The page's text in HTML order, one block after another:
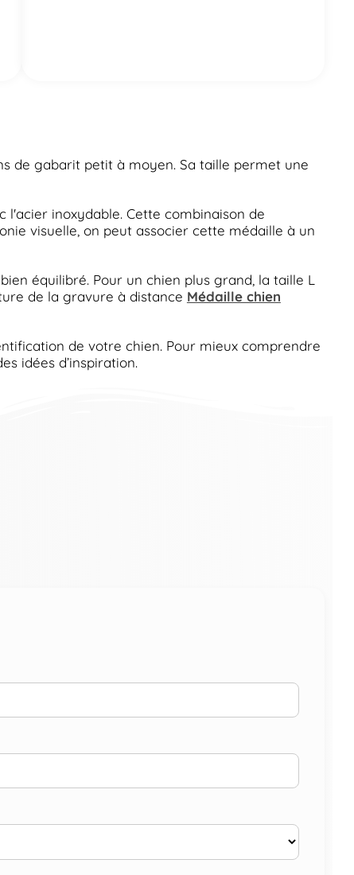
de gabarit petit à moyen. Sa taille permet une
inoxydable. Cette combinaison de
visuelle, on peut associer cette médaille à un
équilibré. Pour un chien plus grand, la taille L
de la gravure à distance Médaille chien
de votre chien. Pour mieux comprendre
idées d’inspiration.